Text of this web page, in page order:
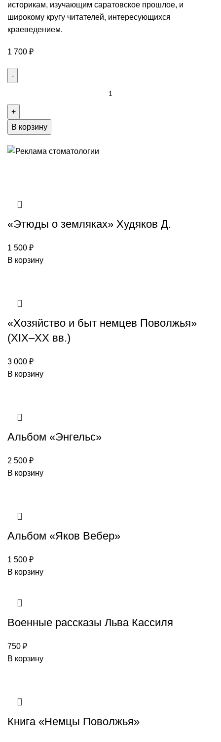
историкам, изучающим саратовское прошлое, и
широкому кругу читателей, интересующихся
краеведением.
1 700 ₽
В корзину
«Этюды о земляках» Худяков Д.
1 500 ₽
В корзину
«Хозяйство и быт немцев Поволжья»
(XIX–XX вв.)
3 000 ₽
В корзину
Альбом «Энгельс»
2 500 ₽
В корзину
Альбом «Яков Вебер»
1 500 ₽
В корзину
Военные рассказы Льва Кассиля
750 ₽
В корзину
Книга «Немцы Поволжья»